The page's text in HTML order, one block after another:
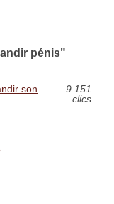
pénis"
son
9 151
clics